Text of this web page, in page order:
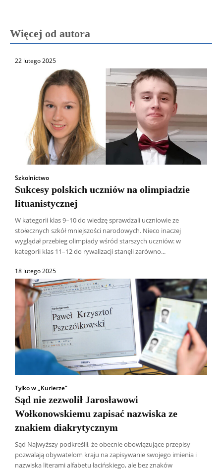
Więcej od autora
22 lutego 2025
Szkolnictwo
Sukcesy polskich uczniów na olimpiadzie
lituanistycznej
W kategorii klas 9–10 do wiedzę sprawdzali uczniowie ze
stołecznych szkół mniejszości narodowych. Nieco inaczej
wyglądał przebieg olimpiady wśród starszych uczniów: w
kategorii klas 11–12 do rywalizacji stanęli zarówno...
18 lutego 2025
Tylko w „Kurierze”
Sąd nie zezwolił Jarosławowi
Wołkonowskiemu zapisać nazwiska ze
znakiem diakrytycznym
Sąd Najwyższy podkreślił, że obecnie obowiązujące przepisy
pozwalają obywatelom kraju na zapisywanie swojego imienia i
nazwiska literami alfabetu łacińskiego, ale bez znaków